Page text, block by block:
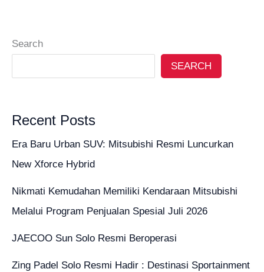
Search
SEARCH
Recent Posts
Era Baru Urban SUV: Mitsubishi Resmi Luncurkan
New Xforce Hybrid
Nikmati Kemudahan Memiliki Kendaraan Mitsubishi
Melalui Program Penjualan Spesial Juli 2026
JAECOO Sun Solo Resmi Beroperasi
Zing Padel Solo Resmi Hadir : Destinasi Sportainment